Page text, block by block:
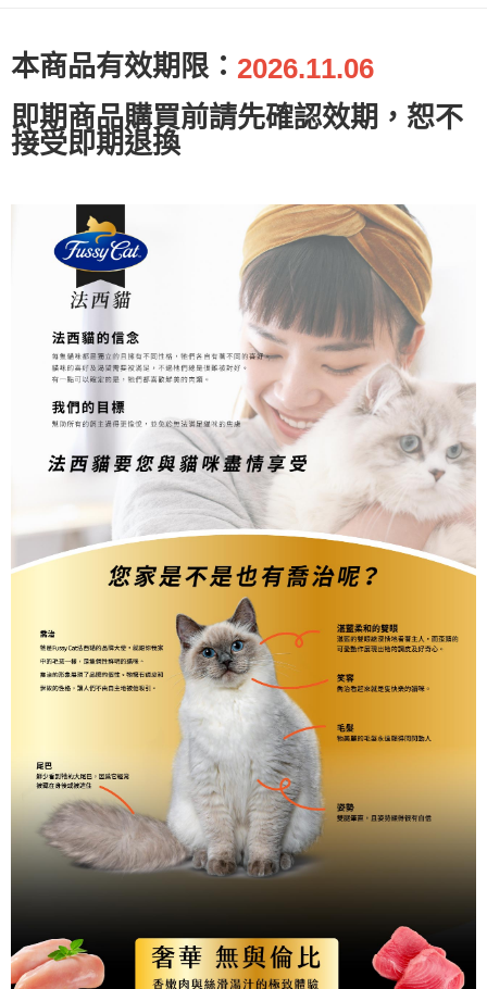
【注意事項】
１．透過由恩沛科技股份有限公司提供之「AFTEE先享後付」服務完成之交
權轉讓予恩沛科技股份有限公司。
２．關於個人資料處理事宜，請瀏覽以下網址：
https://aftee.tw/terms/#terms3
４．使用「AFTEE先享後付」時，將依據個別帳號之用戶狀況，依本公司即
時審查核予不同之上限額度；若仍有額度不足之情形，本公司將視審查結果
請求用戶進行身份認證。
５．嚴禁一人註冊多個帳號或使用他人資訊註冊。若發現惡意使用之情形，
恩沛科技股份有限公司將有權停止該用戶之使用額度並採取法律行動。
每筆NT$100，滿NT$2,000(含以上)免運費
大型貨運
每筆NT$300
每筆NT$180
本商品有效期限： 2026.11.06
即期商品購買前請先確認效期，恕不
接受即期退換